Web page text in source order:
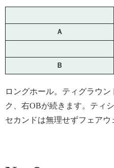
Ａ
Ｂ
ロングホール。ティグラウ
ク、右OBが続きます。ティ
セカンドは無理せずフェアウ